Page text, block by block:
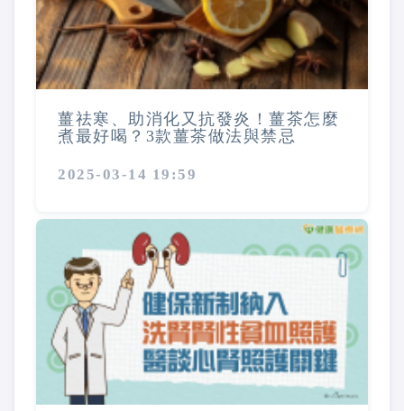
薑祛寒、助消化又抗發炎！薑茶怎麼
煮最好喝？3款薑茶做法與禁忌
2025-03-14 19:59